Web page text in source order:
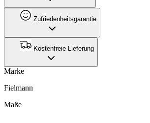
Zufriedenheitsgarantie
Kostenfreie Lieferung
Marke
Fielmann
Maße